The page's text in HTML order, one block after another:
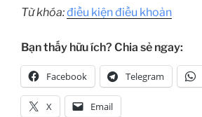
Từ khóa:điều kiện điều khoản
Bạn thấy hữu ích? Chia sẻ ngay:
Facebook Telegram
X Email